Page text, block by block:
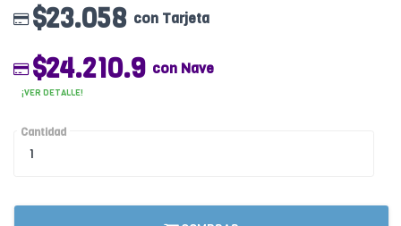
$23.058 con Tarjeta
$24.210.9 con Nave
¡VER DETALLE!
Cantidad